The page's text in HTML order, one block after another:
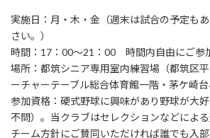
実施日：月・木・金（週末は試合の予定も
さい。）
時間：17：00～21：00 時間内自由にご参
場所：都筑シニア専用室内練習場（都筑区
ーチャーテーブル総合体育館一階・茅ケ崎台
参加資格：硬式野球に興味があり野球が大
不問）。当クラブはセレクションなどによる
チーム方針にご賛同いただければ誰でも入部